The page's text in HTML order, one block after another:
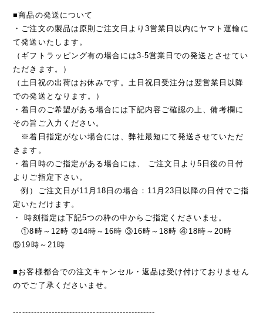
■商品の発送について
・ご注文の製品は原則ご注文日より3営業日以内にヤマト運輸に
て発送いたします。
（ギフトラッピング有の場合には3-5営業日での発送とさせてい
ただきます。）
（土日祝の出荷はお休みです。土日祝日受注分は翌営業日以降
での発送となります。）
・着日のご希望がある場合には下記内容ご確認の上、備考欄に
その旨ご入力ください。
※着日指定がない場合には、弊社最短にて発送させていただ
きます。
・着日時のご指定がある場合には、 ご注文日より5日後の日付
よりご指定下さい。
例）ご注文日が11月18日の場合：11月23日以降の日付でご指
定いただけます。
・ 時刻指定は下記5つの枠の中からご指定くださいませ。
①8時～12時 ➁14時～16時 ③16時～18時 ④18時～20時
⑤19時～21時
■お客様都合での注文キャンセル・返品は受け付けておりません
のでご了承くださいませ。
------------------------------------------------